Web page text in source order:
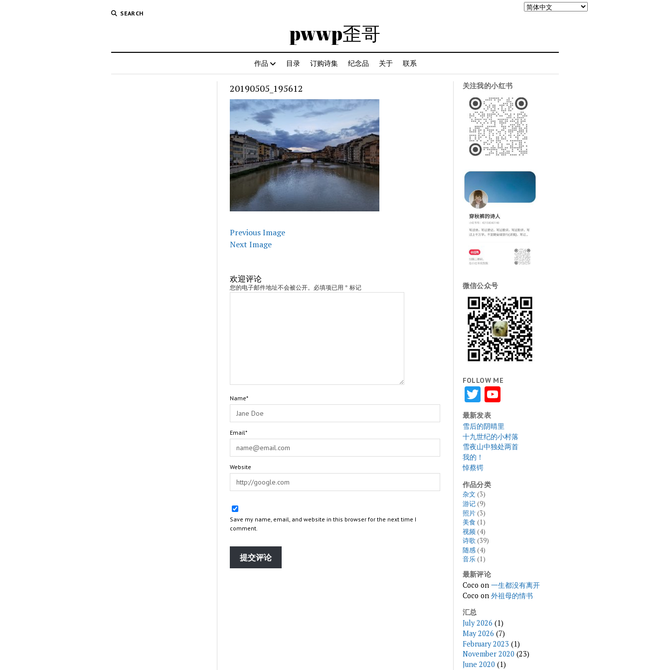
SEARCH
pwwp歪哥
作品 目录 订购诗集 纪念品 关于 联系
20190505_195612
Previous Image
Next Image
欢迎评论
您的电子邮件地址不会被公开。必填项已用 * 标记
Name*
Email*
Website
Save my name, email, and website in this browser for the next time I
comment.
关注我的小红书
微信公众号
FOLLOW ME
TwitterYouTube
最新发表
雪后的阴晴里
十九世纪的小村落
雪夜山中独处两首
我的！
悼蔡锷
作品分类
杂文 (3)
游记(9)
照片(3)
美食 (1)
视频(4)
诗歌 (39)
随感(4)
音乐(1)
最新评论
Coco on 一生都没有离开
Coco on 外祖母的情书
汇总
July 2026 (1)
May 2026 (7)
February 2023 (1)
November 2020 (23)
June 2020 (1)